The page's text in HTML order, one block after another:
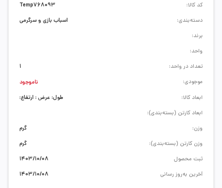
ابعاد کالا:
طول: عرض : ارتفاع:
ابعاد کارتن (بسته‌بندی):
وزن:
گرم
وزن کارتن (بسته‌بندی):
گرم
ثبت محصول
1403/10/08
آخرین به‌روز رسانی
1403/10/08
کد کالا:
Temp768093
دسته‌بندی:
اسباب بازی و سرگرمی
برند:
واحد:
تعداد در واحد:
1
موجودی:
ناموجود